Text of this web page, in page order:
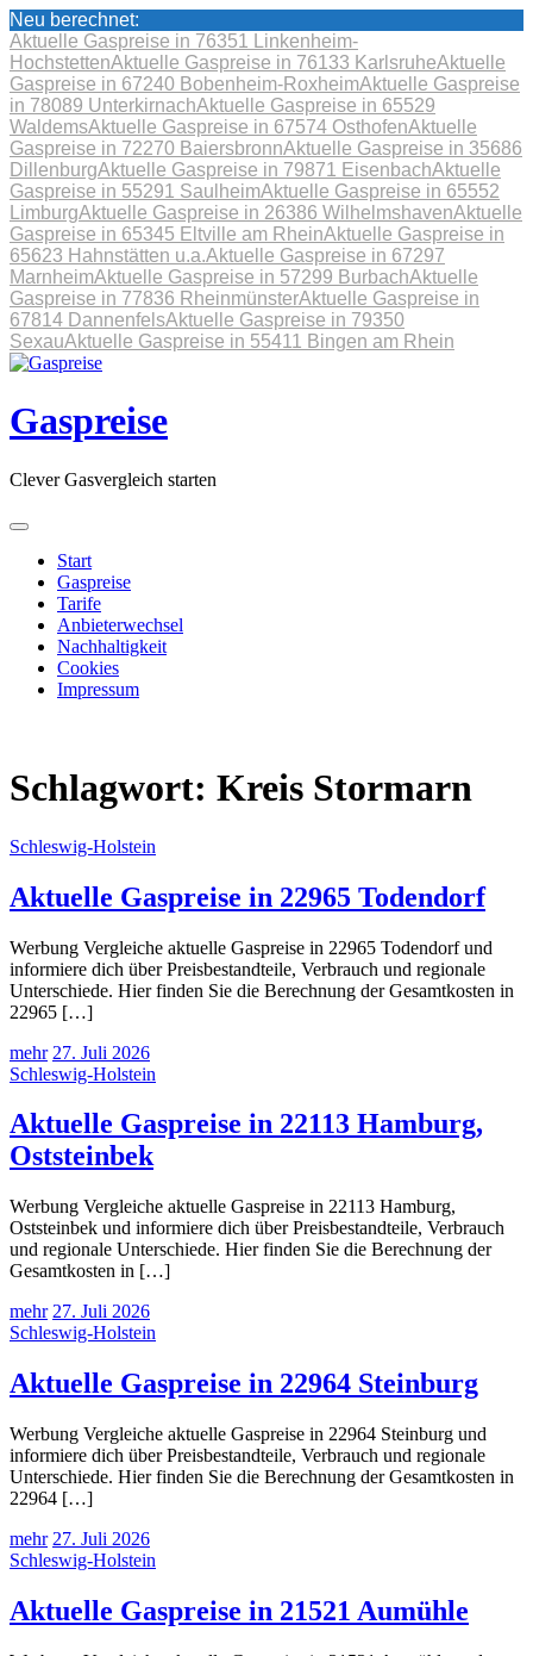
Neu berechnet:
Aktuelle Gaspreise in 76351 Linkenheim-
HochstettenAktuelle Gaspreise in 76133 KarlsruheAktuelle
Gaspreise in 67240 Bobenheim-RoxheimAktuelle Gaspreise
in 78089 UnterkirnachAktuelle Gaspreise in 65529
WaldemsAktuelle Gaspreise in 67574 OsthofenAktuelle
Gaspreise in 72270 BaiersbronnAktuelle Gaspreise in 35686
DillenburgAktuelle Gaspreise in 79871 EisenbachAktuelle
Gaspreise in 55291 SaulheimAktuelle Gaspreise in 65552
LimburgAktuelle Gaspreise in 26386 WilhelmshavenAktuelle
Gaspreise in 65345 Eltville am RheinAktuelle Gaspreise in
65623 Hahnstätten u.a.Aktuelle Gaspreise in 67297
MarnheimAktuelle Gaspreise in 57299 BurbachAktuelle
Gaspreise in 77836 RheinmünsterAktuelle Gaspreise in
67814 DannenfelsAktuelle Gaspreise in 79350
SexauAktuelle Gaspreise in 55411 Bingen am Rhein
Skip
content
Gaspreise
Clever Gasvergleich starten
Start
Gaspreise
Tarife
Anbieterwechsel
Nachhaltigkeit
Cookies
Impressum
Schlagwort: Kreis Stormarn
Schleswig-Holstein
Aktuelle Gaspreise in 22965 Todendorf
Werbung Vergleiche aktuelle Gaspreise in 22965 Todendorf und
informiere dich über Preisbestandteile, Verbrauch und regionale
Unterschiede. Hier finden Sie die Berechnung der Gesamtkosten in
22965 […]
mehr 27. Juli 2026
Schleswig-Holstein
Aktuelle Gaspreise in 22113 Hamburg,
Oststeinbek
Werbung Vergleiche aktuelle Gaspreise in 22113 Hamburg,
Oststeinbek und informiere dich über Preisbestandteile, Verbrauch
und regionale Unterschiede. Hier finden Sie die Berechnung der
Gesamtkosten in […]
mehr 27. Juli 2026
Schleswig-Holstein
Aktuelle Gaspreise in 22964 Steinburg
Werbung Vergleiche aktuelle Gaspreise in 22964 Steinburg und
informiere dich über Preisbestandteile, Verbrauch und regionale
Unterschiede. Hier finden Sie die Berechnung der Gesamtkosten in
22964 […]
mehr 27. Juli 2026
Schleswig-Holstein
Aktuelle Gaspreise in 21521 Aumühle